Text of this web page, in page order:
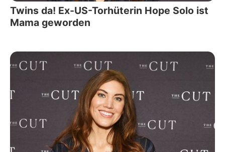
Twins da! Ex-US-Torhüterin Hope Solo ist
Mama geworden